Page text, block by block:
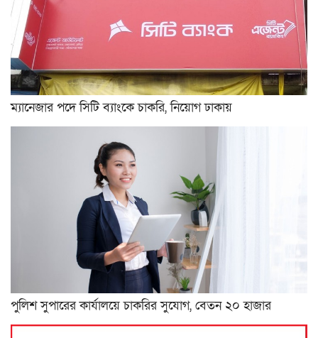
ম্যানেজার পদে সিটি ব্যাংকে চাকরি, নিয়োগ ঢাকায়
পুলিশ সুপারের কার্যালয়ে চাকরির সুযোগ, বেতন ২০ হাজার